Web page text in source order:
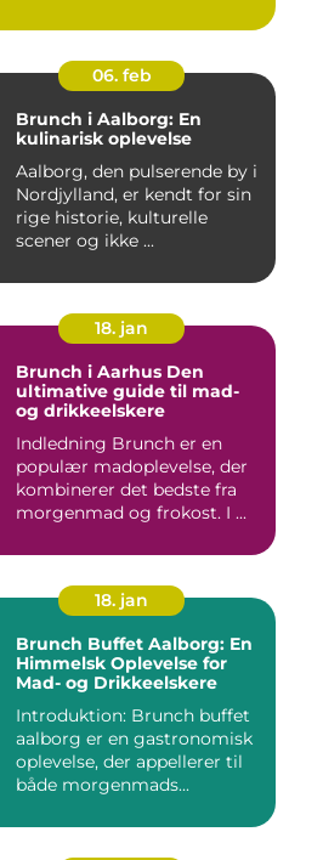
06. feb
Brunch i Aalborg: En
kulinarisk oplevelse
Aalborg, den pulserende by i
Nordjylland, er kendt for sin
rige historie, kulturelle
scener og ikke ...
18. jan
Brunch i Aarhus Den
ultimative guide til mad-
og drikkeelskere
Indledning Brunch er en
populær madoplevelse, der
kombinerer det bedste fra
morgenmad og frokost. I ...
18. jan
Brunch Buffet Aalborg: En
Himmelsk Oplevelse for
Mad- og Drikkeelskere
Introduktion: Brunch buffet
aalborg er en gastronomisk
oplevelse, der appellerer til
både morgenmads...